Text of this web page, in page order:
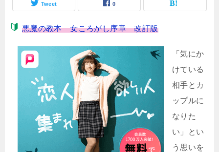
Tweet 0
悪魔の教本 女ころがし序章 改訂版
「気にか
けている
相手とカ
ップルに
なりた
い」とい
う思いを